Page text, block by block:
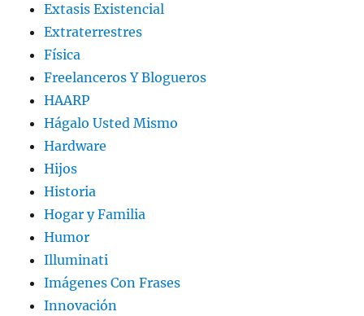
Extasis Existencial
Extraterrestres
Física
Freelanceros Y Blogueros
HAARP
Hágalo Usted Mismo
Hardware
Hijos
Historia
Hogar y Familia
Humor
Illuminati
Imágenes Con Frases
Innovación